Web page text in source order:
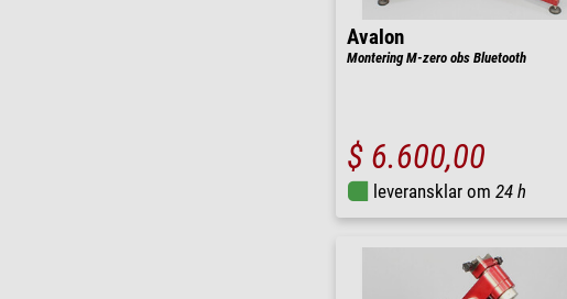
Avalon
Montering M-zero obs Bluetooth
$ 6.600,00
leveransklar om 24 h